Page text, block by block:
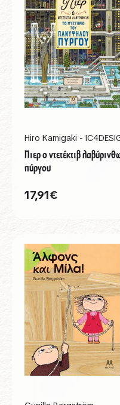
Hiro Kamigaki -
Πιερ ο ντετέκτιβ
πύργου
17,91€